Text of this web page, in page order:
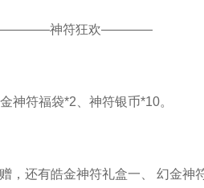
神符狂欢————
神符福袋*2、神符银币*10。
，还有皓金神符礼盒一、 幻金神